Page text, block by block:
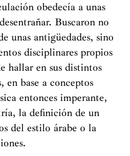
obedecía a unas
Buscaron no
unas antigüedades, sino
disciplinares propios
hallar en sus distintos
en base a conceptos
entonces imperante,
la definición de un
del estilo árabe o la